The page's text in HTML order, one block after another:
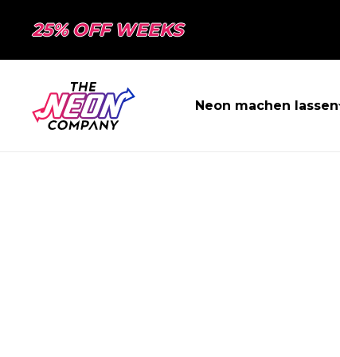
25% OFF WEEKS
Neon machen lassen